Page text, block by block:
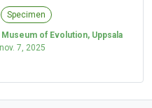
Specimen
Museum of Evolution, Uppsala
nov. 7, 2025